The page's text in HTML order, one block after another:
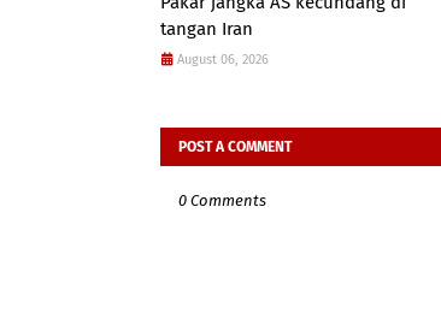
tangan Iran
August 06, 2026
POST A COMMENT
0 Comments